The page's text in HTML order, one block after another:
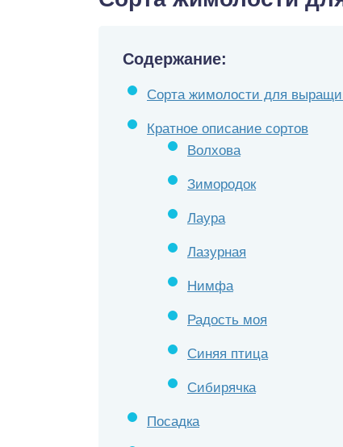
Содержание:
Сорта жимолости для
Кратное описание сортов
Волхова
Зимородок
Лаура
Лазурная
Нимфа
Радость моя
Синяя птица
Сибирячка
Посадка